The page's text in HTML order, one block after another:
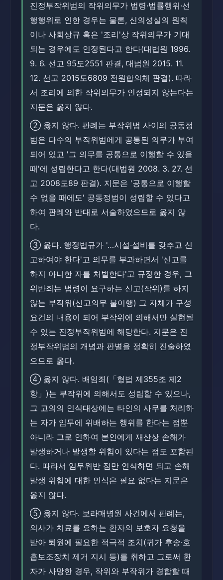
진정부작위범의 작위의무가 법령·법률행위·선
행행위로 인한 경우는 물론, 신의성실의 원칙
이나 사회상규 혹은 '조리'상 작위의무가 기대
되는 경우에도 인정된다고 한다(대법원 1996.
9. 6. 선고 95도2551 판결, 대법원 2015. 11.
12. 선고 2015도6809 전원합의체 판결). 따라
서 조리에 의한 작위의무가 인정되지 않는다는
지문은 옳지 않다.
② 옳지 않다. 판례는 부작위범 사이의 공동정
범은 다수의 부작위범에게 공통된 의무가 부여
되어 있고 '그 의무를 공통으로 이행할 수 있을
때'에 성립한다고 한다(대법원 2008. 3. 27. 선
고 2008도89 판결). 지문은 '공통으로 이행할
수 없을 때에도' 공동정범이 성립할 수 있다고
하여 판례와 반대로 서술하였으므로 옳지 않
다.
③ 옳다. 행정법규가 '…시설·설비를 갖추고 신
고하여야 한다'고 의무를 부과하면서 '신고를
하지 아니한 자를 처벌한다'고 규정한 경우, 그
위반죄는 법령이 요구하는 신고(작위)를 하지
않는 부작위(신고의무 불이행) 그 자체가 구성
요건의 내용이 되어 부작위에 의해서만 실현될
수 있는 진정부작위범에 해당한다. 지문은 진
정부작위범의 개념과 판별을 정확히 진술하였
으므로 옳다.
④ 옳지 않다. 배임죄(「형법 제355조 제2
항」)는 부작위에 의해서도 성립할 수 있으나,
그 고의의 인식대상에는 타인의 사무를 처리하
는 자가 임무에 위배하는 행위를 한다는 점뿐
아니라 그로 인하여 본인에게 재산상 손해가
발생하거나 발생할 위험이 있다는 점도 포함된
다. 따라서 임무위반 점만 인식하면 되고 손해
발생 위험에 대한 인식은 필요 없다는 지문은
옳지 않다.
⑤ 옳지 않다. 보라매병원 사건에서 판례는,
의사가 치료를 요하는 환자의 보호자 요청을
받아 퇴원에 필요한 적극적 조치(귀가 후송·호
흡보조장치 제거 지시 등)를 취하고 그로써 환
자가 사망한 경우, 작위와 부작위가 경합할 때